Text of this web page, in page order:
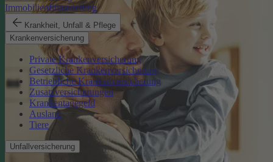
Immobilienfinanzierung
Krankheit, Unfall & Pflege
Krankenversicherung
Private Krankenversicherung
Gesetzliche Krankenversicherung
Betriebliche Krankenversicherung
Zusatzversicherungen
Krankentagegeld
Ausland
Tiere
Unfallversicherung